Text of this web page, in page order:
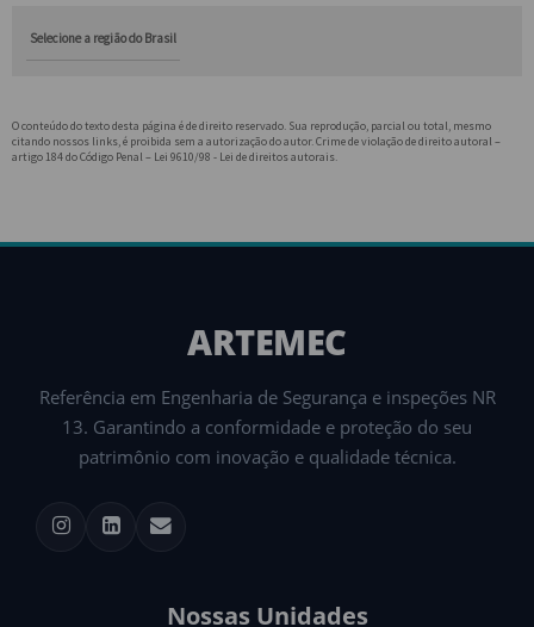
Selecione a região do Brasil
O conteúdo do texto desta página é de direito reservado. Sua reprodução, parcial ou total, mesmo
citando nossos links, é proibida sem a autorização do autor. Crime de violação de direito autoral –
artigo 184 do Código Penal – Lei 9610/98 - Lei de direitos autorais
ARTEMEC
Referência em Engenharia de Segurança e inspeções NR
13. Garantindo a conformidade e proteção do seu
patrimônio com inovação e qualidade técnica.
Nossas Unidades